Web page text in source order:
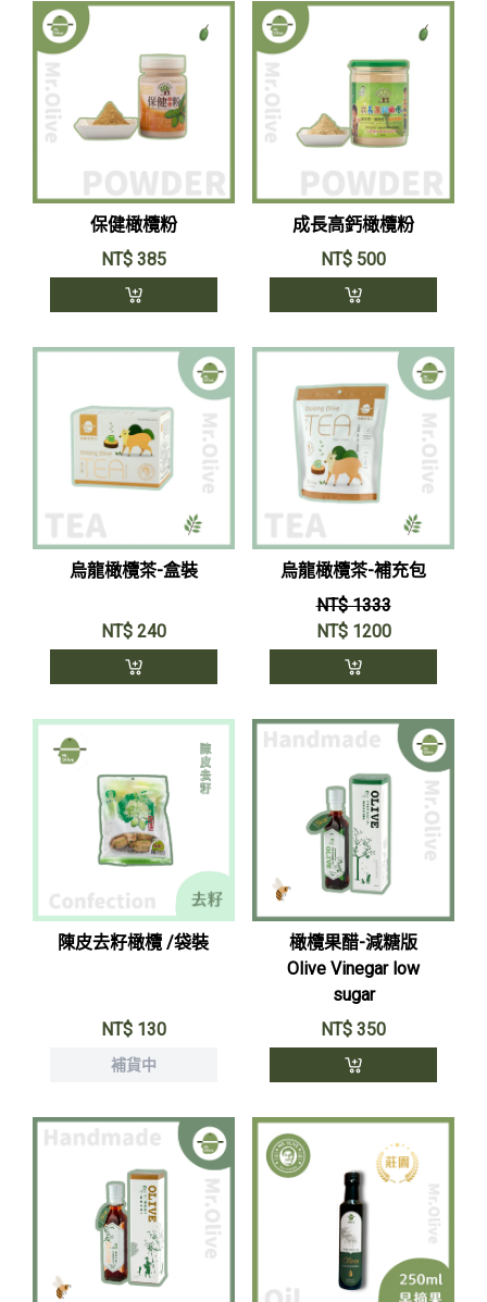
保健橄欖粉
NT$385
成長高鈣橄欖粉
NT$ 500
烏龍橄欖茶-盒裝
NT$240
烏龍橄欖茶-補充包
NT$ 1333
NT$1200
陳皮去籽橄欖 /袋裝
NT$130
補貨中
橄欖果醋-減糖版
Olive Vinegar low
sugar
NT$ 350